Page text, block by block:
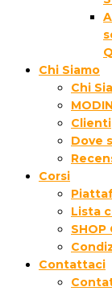
Chi Siamo
Chi
Clienti
Dove
Corsi
Lista
SHOP
Contattaci